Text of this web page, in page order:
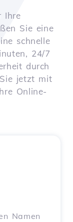
Ihre
Sie eine
schnelle
24/7
durch
jetzt mit
Online-
Namen